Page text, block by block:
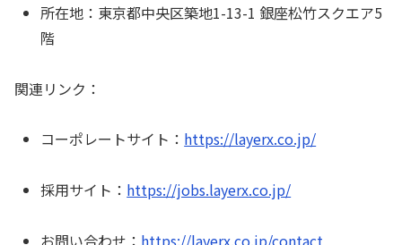
所在地：東京都中央区築地1-13-1 銀座松竹スクエア5
階
関連リンク：
コーポレートサイト： https://layerx.co.jp/
採用サイト： https://jobs.layerx.co.jp/
お問い合わせ： https://layerx.co.jp/contact